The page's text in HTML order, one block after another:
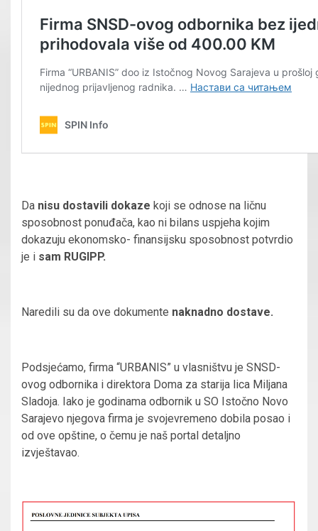
Da nisu dostavili dokaze koji se odnose na ličnu
sposobnost ponuđača, kao ni bilans uspjeha kojim
dokazuju ekonomsko- finansijsku sposobnost potvrdio
je i sam RUGIPP.
Naredili su da ove dokumente naknadno dostave.
Podsjećamo, firma “URBANIS” u vlasništvu je SNSD-
ovog odbornika i direktora Doma za starija lica Miljana
Sladoja. Iako je godinama odbornik u SO Istočno Novo
Sarajevo njegova firma je svojevremeno dobila posao i
od ove opštine, o čemu je naš portal detaljno
izvještavao.